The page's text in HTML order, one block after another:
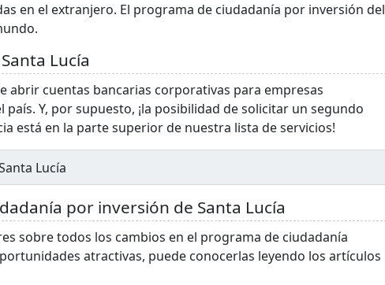
en el extranjero. El programa de ciudadanía por inversión del
Lucía
abrir cuentas bancarias corporativas para empresas
Y, por supuesto, ¡la posibilidad de solicitar un segundo
está en la parte superior de nuestra lista de servicios!
Lucía
por inversión de Santa Lucía
sobre todos los cambios en el programa de ciudadanía
atractivas, puede conocerlas leyendo los artículos